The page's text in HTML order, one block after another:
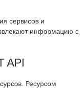
сервисов и
информацию с
API
Ресурсом